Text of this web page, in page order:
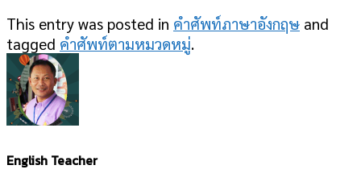
This entry was posted in คำศัพท์ภาษาอังกฤษ and
tagged คำศัพท์ตามหมวดหมู่.
English Teacher